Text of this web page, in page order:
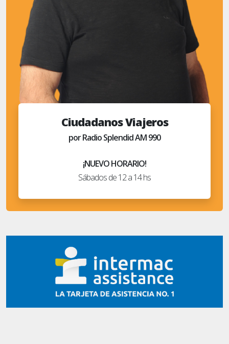
Ciudadanos Viajeros
por Radio Splendid AM 990
¡NUEVO HORARIO!
Sábados de 12 a 14 hs